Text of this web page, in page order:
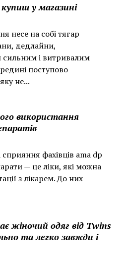
у магазині
несе на собі тягар
дедлайни,
сильним і витривалим
поступово
не...
використання
фахівців ama dp
— це ліки, які можна
з лікарем. До них
жіночий одяг від Twins
та легко завжди і